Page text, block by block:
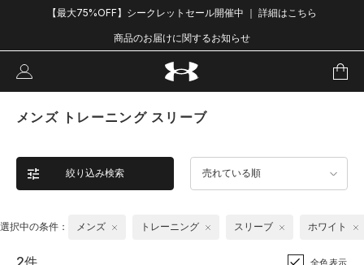
【最大75%OFF】シークレットセール開催中 ｜ 詳細はこちら
商品のお届けに関するお知らせ
メンズ トレーニング スリーブ
絞り込み検索 売れている順
選択中の条件： メンズ トレーニング スリーブ ホワイト
2件 全色表示